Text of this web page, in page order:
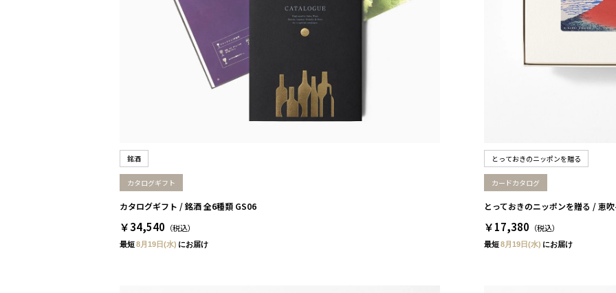
銘酒
カタログギフト
カタログギフト / 銘酒 全6種類 GS06
￥34,540 （税込）
最短8月19日(水) にお届け
とっておきのニッポンを贈る
カードカタログ
とっておきのニッポンを贈る / 恵
￥17,380 （税込）
最短8月19日(水) にお届け